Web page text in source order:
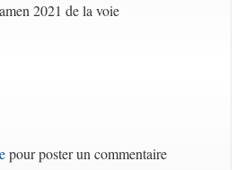
2021 de la voie
pour poster un commentaire